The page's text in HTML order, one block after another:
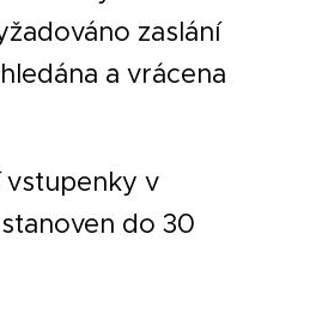
zaslání
a vrácena
vstupenky v
do 30